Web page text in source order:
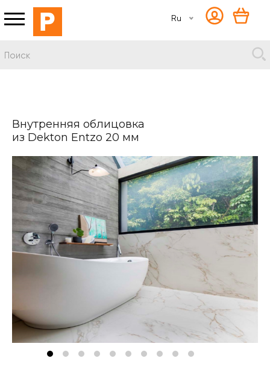
Ru
Внутренняя облицовка
из Dekton Entzo 20 мм